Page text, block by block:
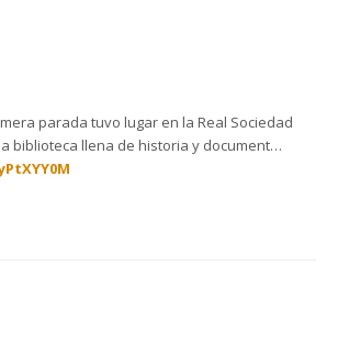
parada tuvo lugar en la Real Sociedad
biblioteca llena de historia y document…